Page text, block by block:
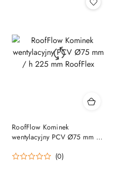
RoofFlow Kominek
wentylacyjny PCV Ø75 mm /
(0)